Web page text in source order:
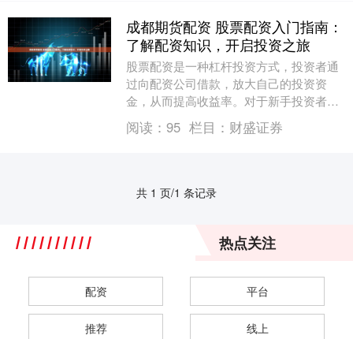
成都期货配资 股票配资入门指南：
了解配资知识，开启投资之旅
股票配资是一种杠杆投资方式，投资者通
过向配资公司借款，放大自己的投资资
金，从而提高收益率。对于新手投资者来
说，了解股票配资的知识至关重要。 2. 杠
杆比例：不同....
阅读： 95 栏目： 财盛证券
共 1 页/1 条记录
热点关注
配资 平台
推荐 线上